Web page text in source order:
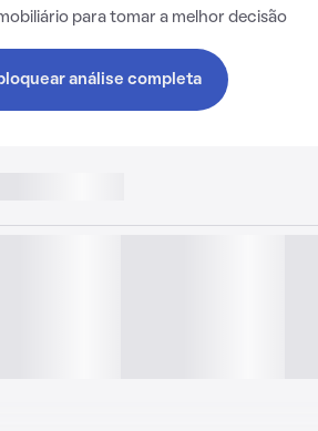
para tomar a melhor decisão
análise completa